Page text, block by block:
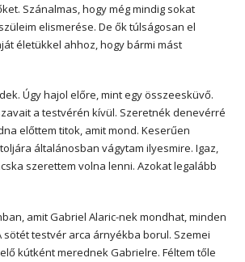
Szánalmas, hogy még mindig sokat
elismerése. De ők túlságosan el
életükkel ahhoz, hogy bármi mást
Úgy hajol előre, mint egy összeesküvő.
a testvérén kívül. Szeretnék denevérré
előttem titok, amit mond. Keserűen
általánosban vágytam ilyesmire. Igaz,
szerettem volna lenni. Azokat legalább
amit Gabriel Alaric-nek mondhat, minden
sötét testvér arca árnyékba borul. Szemei
kútként merednek Gabrielre. Féltem tőle